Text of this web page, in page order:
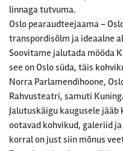
linnaga tutvuma.
Oslo pearaudteejaama -
transpordisõlm ja ideaalne
Soovitame jalutada mööda
see on Oslo süda, täis
Norra Parlamendihoone,
Rahvusteatri, samuti
Jalutuskäigu kaugusele
ootavad kohvikud, galeriid
korral on just siin mõnus